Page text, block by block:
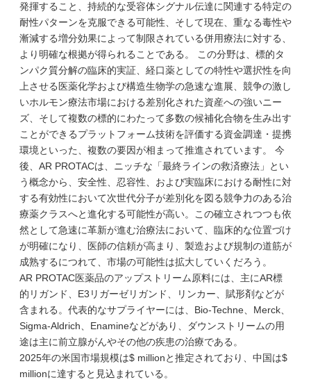
発揮すること、持続的な受容体シグナル伝達に関連する特定の
耐性パターンを克服できる可能性、そして現在、重なる毒性や
漸減する増分効果によって制限されている併用療法に対する、
より明確な根拠が得られることである。 この分野は、標的タ
ンパク質分解の臨床的実証、経口薬としての特性や選択性を向
上させる医薬化学および構造生物学の急速な進展、競争の激し
いホルモン療法市場における差別化された資産への強いニー
ズ、そして複数の標的にわたって多数の候補化合物を生み出す
ことができるプラットフォーム技術を評価する資金調達・提携
環境といった、複数の要因が相まって推進されています。 今
後、AR PROTACは、ニッチな「最終ラインの救済療法」とい
う概念から、安全性、忍容性、および実臨床における耐性に対
する有効性において次世代分子が差別化を図る競争力のある治
療薬クラスへと進化する可能性が高い。この確立されつつも依
然として急速に革新が進む治療法において、臨床的な位置づけ
が明確になり、医師の信頼が高まり、製造および規制の道筋が
成熟するにつれて、市場の可能性は拡大していくだろう。
AR PROTAC医薬品のアップストリーム原料には、主にAR標
的リガンド、E3リガーゼリガンド、リンカー、賦形剤などが
含まれる。代表的なサプライヤーには、Bio-Techne、Merck、
Sigma-Aldrich、Enamineなどがあり、ダウンストリームの用
途は主に前立腺がんやその他の疾患の治療である。
2025年の米国市場規模は$ millionと推定されており、中国は$
millionに達すると見込まれている。